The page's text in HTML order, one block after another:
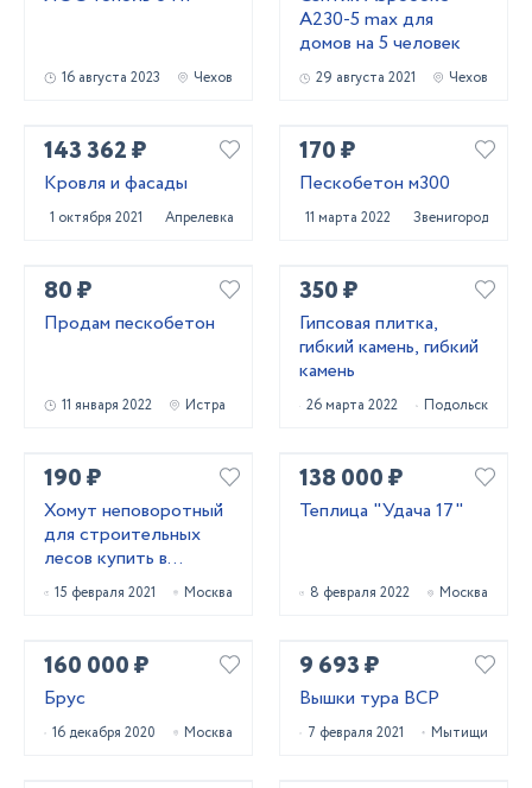
16 августа 2023 Чехов
А230-5 max для
домов на 5 человек
29 августа 2021 Чехов
143 362 ₽
Кровля и фасады
1 октября 2021 Апрелевка
170 ₽
Пескобетон м300
11 марта 2022 Звенигород
80 ₽
Продам пескобетон
11 января 2022 Истра
350 ₽
Гипсовая плитка,
гибкий камень, гибкий
камень
26 марта 2022 Подольск
190 ₽
Хомут неповоротный
для строительных
лесов купить в
Московской области
15 февраля 2021 Москва
138 000 ₽
Теплица "Удача 17"
8 февраля 2022 Москва
160 000 ₽
Брус
16 декабря 2020 Москва
9 693 ₽
Вышки тура ВСР
7 февраля 2021 Мытищи